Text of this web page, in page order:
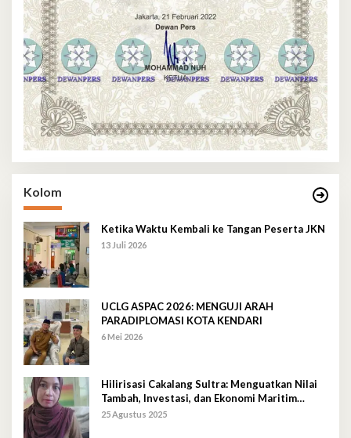
Kolom
Ketika Waktu Kembali ke Tangan Peserta JKN
13 Juli 2026
UCLG ASPAC 2026: MENGUJI ARAH
PARADIPLOMASI KOTA KENDARI
6 Mei 2026
Hilirisasi Cakalang Sultra: Menguatkan Nilai
Tambah, Investasi, dan Ekonomi Maritim
Berkelanjutan
25 Agustus 2025